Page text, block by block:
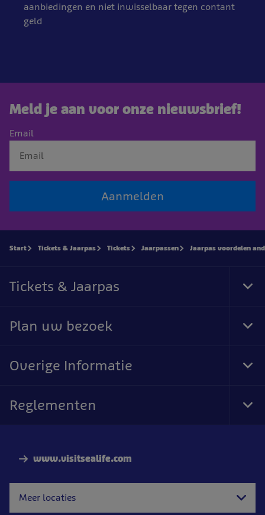
aanbiedingen en niet inwisselbaar tegen contant
geld
Meld je aan voor onze nieuwsbrief!
Email
Aanmelden
www.visitsealife.com
Meer locaties
Start Tickets & Jaarpas Tickets Jaarpassen Jaarpas voordelen
Tickets & Jaarpas
Plan uw bezoek
Overige Informatie
Reglementen